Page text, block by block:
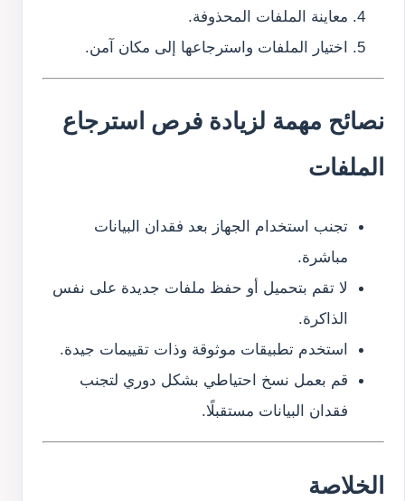
معاينة الملفات المحذوفة.
اختيار الملفات واسترجاعها إلى مكان آمن.
نصائح مهمة لزيادة فرص استرجاع
الملفات
تجنب استخدام الجهاز بعد فقدان البيانات
مباشرة.
لا تقم بتحميل أو حفظ ملفات جديدة على نفس
الذاكرة.
استخدم تطبيقات موثوقة وذات تقييمات جيدة.
قم بعمل نسخ احتياطي بشكل دوري لتجنب
فقدان البيانات مستقبلًا.
الخلاصة